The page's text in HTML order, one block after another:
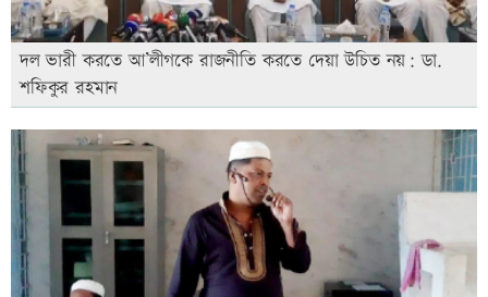
দল ভারী করতে আ’লীগকে রাজনীতি করতে দেয়া উচিত নয়: ডা.
শফিকুর রহমান